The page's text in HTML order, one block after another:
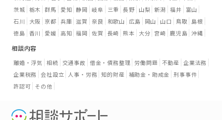
茨城 栃木 群馬 愛知 静岡 岐阜 三重 長野 山梨 新潟 福井
富山
石川
大阪 京都 兵庫 滋賀 奈良 和歌山 広島 岡山 山口 鳥取
島根
徳島 香川 愛媛 高知 福岡 佐賀 長崎 熊本 大分 宮崎 鹿児島 沖縄
相談内容
離婚・浮気 相続 交通事故 借金・債務整理 労働問題 不動産 企業法務
企業税務 会社設立 人事・労務 知的財産 補助金・助成金 刑事事件
許認可 その他